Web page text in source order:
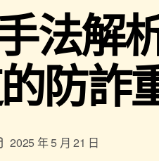
法解
防詐
2025 年 5 月 21 日